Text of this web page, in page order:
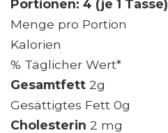
Portionen: 4 (je 1 Tasse)
Menge pro Portion
Kalorien
% Täglicher Wert*
Gesamtfett 2g
Gesättigtes Fett 0g
Cholesterin 2 mg